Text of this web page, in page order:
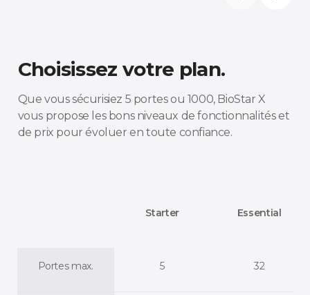
Choisissez votre plan.
Que vous sécurisiez 5 portes ou 1000, BioStar X
vous propose les bons niveaux de fonctionnalités et
de prix pour évoluer en toute confiance.
Portes max.
Starter
5
Essential
32